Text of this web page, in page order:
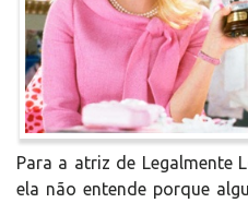
Para a atriz de Legalmente
ela não entende porque